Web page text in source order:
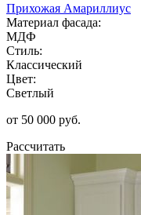
Прихожая Амариллиус
Материал фасада:
МДФ
Стиль:
Классический
Цвет:
Светлый
от 50 000 руб.
Рассчитать